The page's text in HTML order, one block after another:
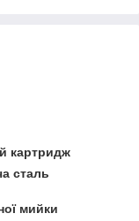
картридж
сталь
мийки